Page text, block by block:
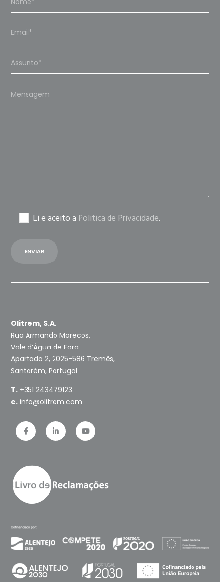
Please
Li e aceito a Politica de Privacidade.
Olitrem, S.A.
Rua Armando Marecos,
Vale d’Água de Fora
Apartado 2, 2025-586 Tremês,
Santarém, Portugal
T. +351 243479123
e. info@olitrem.com